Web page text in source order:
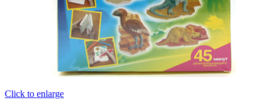
Click to enlarge